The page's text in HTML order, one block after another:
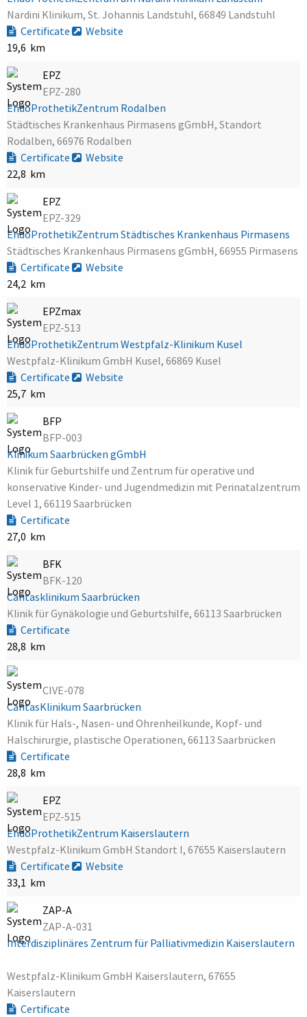
Nardini Klinikum, St. Johannis Landstuhl, 66849 Landstuhl
Certificate
Website
19,6 km
EPZ
EPZ-280
EndoProthetikZentrum Rodalben
Städtisches Krankenhaus Pirmasens gGmbH, Standort
Rodalben, 66976 Rodalben
Certificate
Website
22,8 km
EPZ
EPZ-329
EndoProthetikZentrum Städtisches Krankenhaus Pirmasens
Städtisches Krankenhaus Pirmasens gGmbH, 66955 Pirmasens
Certificate
Website
24,2 km
EPZmax
EPZ-513
EndoProthetikZentrum Westpfalz-Klinikum Kusel
Westpfalz-Klinikum GmbH Kusel, 66869 Kusel
Certificate
Website
25,7 km
BFP
BFP-003
Klinikum Saarbrücken gGmbH
Klinik für Geburtshilfe und Zentrum für operative und
konservative Kinder- und Jugendmedizin mit Perinatalzentrum
Level 1, 66119 Saarbrücken
Certificate
27,0 km
BFK
BFK-120
Caritasklinikum Saarbrücken
Klinik für Gynäkologie und Geburtshilfe, 66113 Saarbrücken
Certificate
28,8 km
CIVE-078
CaritasKlinikum Saarbrücken
Klinik für Hals-, Nasen- und Ohrenheilkunde, Kopf- und
Halschirurgie, plastische Operationen, 66113 Saarbrücken
Certificate
28,8 km
EPZ
EPZ-515
EndoProthetikZentrum Kaiserslautern
Westpfalz-Klinikum GmbH Standort I, 67655 Kaiserslautern
Certificate
Website
33,1 km
ZAP-A
ZAP-A-031
Interdisziplinäres Zentrum für Palliativmedizin Kaiserslautern
Westpfalz-Klinikum GmbH Kaiserslautern, 67655
Kaiserslautern
Certificate